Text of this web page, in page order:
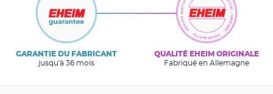
GARANTIE DU FABRICANT
jusqu'à 36 mois
QUALITÉ EHEIM ORIGINALE
Fabriqué en Allemagne